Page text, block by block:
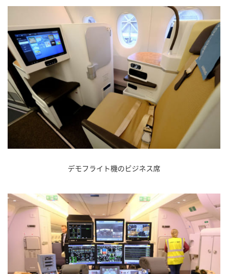
デモフライト機のビジネス席